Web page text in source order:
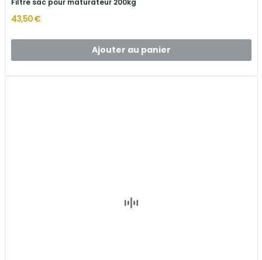
Filtre sac pour maturateur 200kg
43,50 €
Ajouter au panier